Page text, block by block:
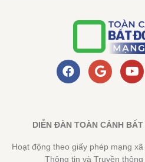
DIỄN ĐÀN TOÀN CẢNH
Hoạt động theo giấy phép mạng
Thông tin và Truyền